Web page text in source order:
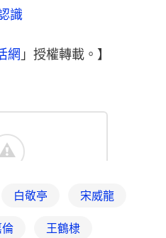
識
網 」授權轉載。】
白敬亭 宋威龍
王鶴棣